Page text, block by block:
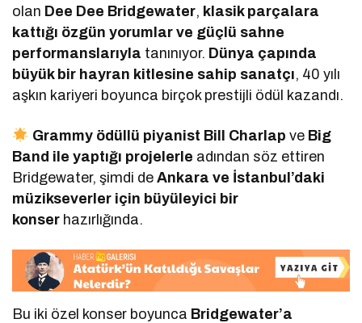
olan Dee Dee Bridgewater, klasik parçalara
kattığı özgün yorumlar ve güçlü sahne
performanslarıyla tanınıyor. Dünya çapında
büyük bir hayran kitlesine sahip sanatçı, 40 yılı
aşkın kariyeri boyunca birçok prestijli ödül kazandı.
Grammy ödüllü piyanist Bill Charlap ve Big
Band ile yaptığı projelerle adından söz ettiren
Bridgewater, şimdi deAnkara ve İstanbul’daki
müzikseverler için büyüleyici bir
konser hazırlığında.
Bu iki özel konser boyunca Bridgewater’a